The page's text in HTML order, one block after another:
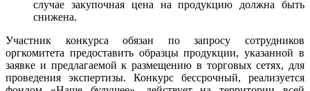
случае закупочная цена на продукцию должна быть
снижена.
Участник конкурса обязан по запросу сотрудников
оргкомитета предоставить образцы продукции, указанной в
заявке и предлагаемой к размещению в торговых сетях, для
проведения экспертизы. Конкурс бессрочный, реализуется